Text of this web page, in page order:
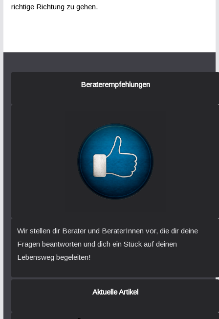
richtige Richtung zu gehen.
Beraterempfehlungen
Wir stellen dir Berater und BeraterInnen vor, die dir deine
Fragen beantworten und dich ein Stück auf deinen
Lebensweg begeleiten!
Aktuelle Artikel